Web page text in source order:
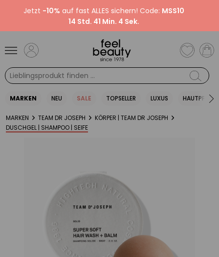
Jetzt -10% auf fast ALLES sichern! Code: MSS10
14 Std. 41 Min. 4 Sek.
MARKEN NEU SALE TOPSELLER LUXUS HAUTPFLEGE
MARKEN TEAM DR JOSEPH
KÖRPER | TEAM DR JOSEPH
DUSCHGEL | SHAMPOO | SEIFE